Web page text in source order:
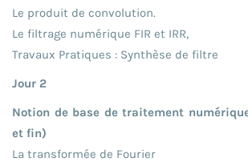
Le produit de convolution.
Le filtrage numérique FIR et IRR,
Travaux Pratiques : Synthèse de filtre
Jour 2
Notion de base de traitement
et fin)
La transformée de Fourier